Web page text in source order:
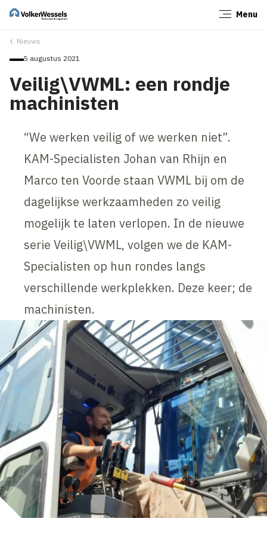
Menu
Nieuws
5 augustus 2021
Veilig\VWML: een rondje
machinisten
“We werken veilig of we werken niet”.
KAM-Specialisten Johan van Rhijn en
Marco ten Voorde staan VWML bij om de
dagelijkse werkzaamheden zo veilig
mogelijk te laten verlopen. In de nieuwe
serie Veilig\VWML, volgen we de KAM-
Specialisten op hun rondes langs
verschillende werkplekken. Deze keer; de
machinisten.
Sluiten